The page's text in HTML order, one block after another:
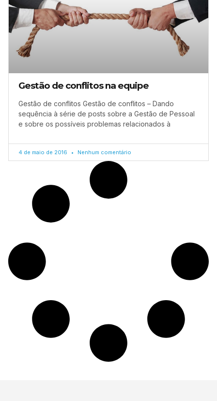
Gestão de conflitos na equipe
Gestão de conflitos Gestão de conflitos – Dando
sequência à série de posts sobre a Gestão de Pessoal
e sobre os possíveis problemas relacionados à
4 de maio de 2016 Nenhum comentário